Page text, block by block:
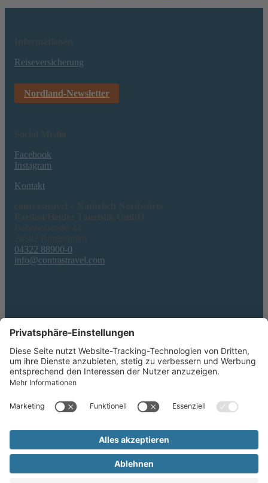
Reiseversicherung
Nordland-Newsletter
Facebook
Instagram
Kontakt
04322 88900-0
info@contrastravel.com
Service
AGB & Formblatt
Erklärung zur Barrierefreiheit
Datenschutz
Impressum
Privatsphäre-Einstellungen